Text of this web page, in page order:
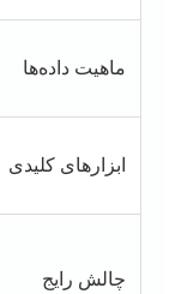
ماهیت داده‌ها
ابزارهای کلیدی
چالش رایج